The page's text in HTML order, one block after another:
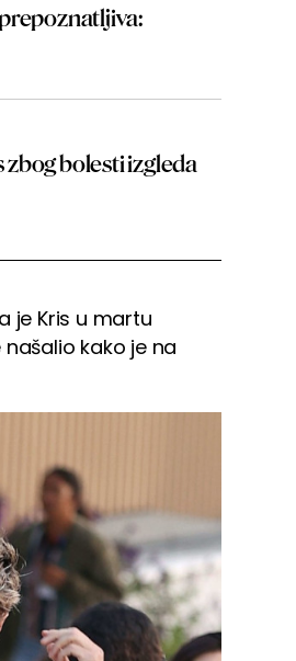
zbog bolesti izgleda
je Kris u martu
kako je na